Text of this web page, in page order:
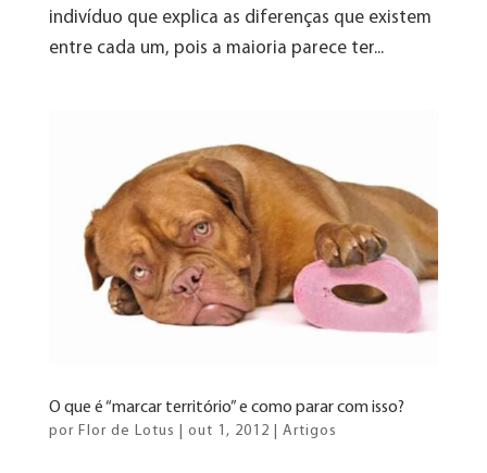
indivíduo que explica as diferenças que existem
entre cada um, pois a maioria parece ter...
O que é “marcar território” e como parar com isso?
por Flor de Lotus out 1, 2012 Artigos